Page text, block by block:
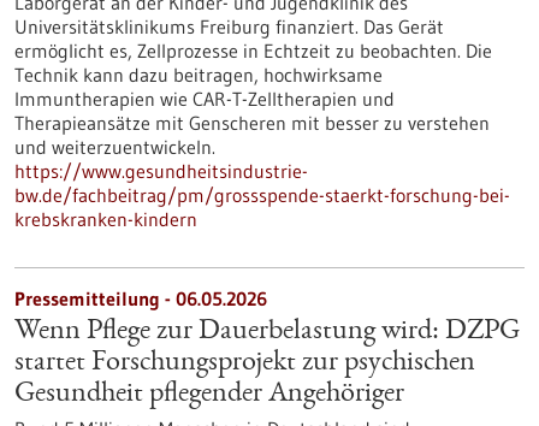
Universitätsklinikums Freiburg finanziert. Das Gerät
ermöglicht es, Zellprozesse in Echtzeit zu beobachten. Die
Technik kann dazu beitragen, hochwirksame
Immuntherapien wie CAR-T-Zelltherapien und
Therapieansätze mit Genscheren mit besser zu verstehen
und weiterzuentwickeln.
https://www.gesundheitsindustrie-
bw.de/fachbeitrag/pm/grossspende-staerkt-forschung-bei-
krebskranken-kindern
Pressemitteilung - 06.05.2026
Wenn Pflege zur Dauerbelastung wird: DZPG
startet Forschungsprojekt zur psychischen
Gesundheit pflegender Angehöriger